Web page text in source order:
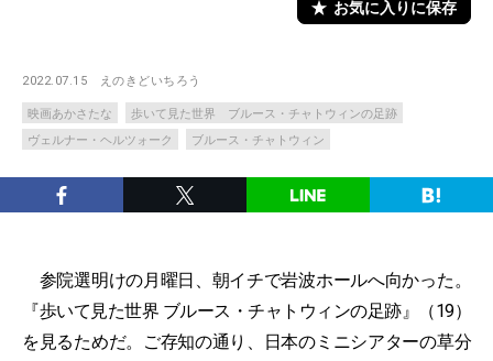
お気に入りに保存
2022.07.15 えのきどいちろう
映画あかさたな
歩いて見た世界 ブルース・チャトウィンの足跡
ヴェルナー・ヘルツォーク
ブルース・チャトウィン
参院選明けの月曜日、朝イチで岩波ホールへ向かった。
『歩いて見た世界 ブルース・チャトウィンの足跡』（19）
を見るためだ。ご存知の通り、日本のミニシアターの草分